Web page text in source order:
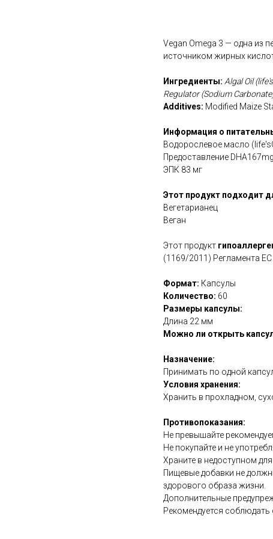
Vegan Omega 3 — одна из
источником жирных
Ингредиенты: Algal Oil
Regulator (Sodium
Additives: Modified Maize
Информация о
Водорослевое масло
Предоставление DHA167mg
ЭПК 83 мг
Этот продукт подходит
Вегетарианец
Веган
Этот продукт
(1169/2011) Регламента
Формат: Капсулы
Количество: 60
Размеры капсулы:
Длина 22 мм
Можно ли открыть
Назначение:
Принимать по одной
Условия хранения:
Хранить в прохладном,
Противопоказания:
Не превышайте
Не покупайте и не
Храните в недоступном для
Пищевые добавки не
здорового образа жизни.
Дополнительные
Рекомендуется